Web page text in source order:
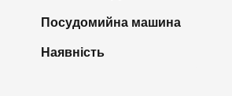
Посудомийна машина
Наявність